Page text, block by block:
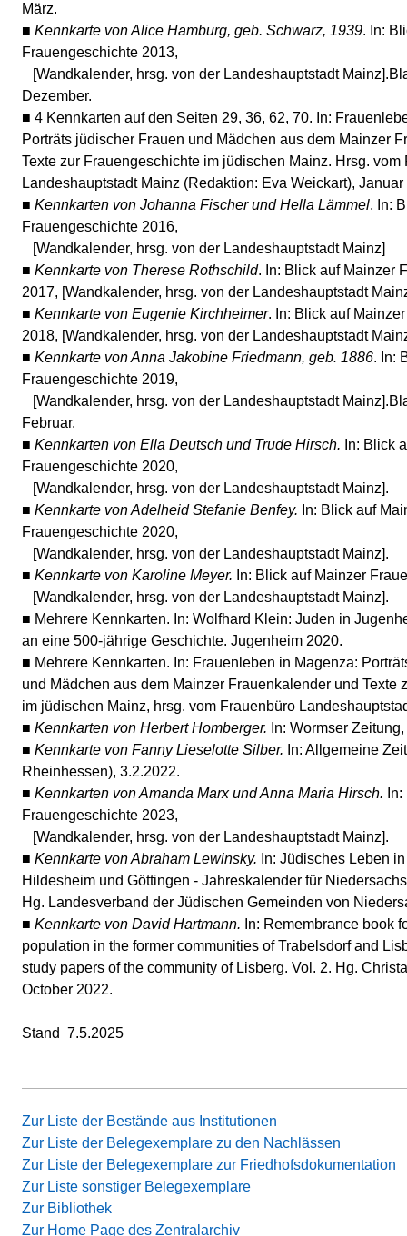
März.
■ Kennkarte von Alice Hamburg, geb. Schwarz, 1939. In:
Frauengeschichte 2013,
[Wandkalender, hrsg. von der Landeshauptstadt
Dezember.
■ 4 Kennkarten auf den Seiten 29, 36, 62, 70. In:
Porträts jüdischer Frauen und Mädchen aus dem Mainzer
Texte zur Frauengeschichte im jüdischen Mainz. Hrsg. vom
Landeshauptstadt Mainz (Redaktion: Eva Weickart), Januar
■ Kennkarten von Johanna Fischer und Hella Lämmel. In:
Frauengeschichte 2016,
[Wandkalender, hrsg. von der Landeshauptstadt Mainz]
■ Kennkarte von Therese Rothschild. In: Blick auf Mainzer
2017, [Wandkalender, hrsg. von der Landeshauptstadt
■ Kennkarte von Eugenie Kirchheimer. In: Blick auf
2018, [Wandkalender, hrsg. von der Landeshauptstadt
■ Kennkarte von Anna Jakobine Friedmann, geb. 1886. In:
Frauengeschichte 2019,
[Wandkalender, hrsg. von der Landeshauptstadt
Februar.
■ Kennkarten von Ella Deutsch und Trude Hirsch. In: Blick
Frauengeschichte 2020,
[Wandkalender, hrsg. von der Landeshauptstadt Mainz].
■ Kennkarte von Adelheid Stefanie Benfey. In: Blick auf
Frauengeschichte 2020,
[Wandkalender, hrsg. von der Landeshauptstadt Mainz].
■ Kennkarte von Karoline Meyer. In: Blick auf Mainzer
[Wandkalender, hrsg. von der Landeshauptstadt Mainz].
■ Mehrere Kennkarten. In: Wolfhard Klein: Juden in
an eine 500-jährige Geschichte. Jugenheim 2020.
■ Mehrere Kennkarten. In: Frauenleben in Magenza:
und Mädchen aus dem Mainzer Frauenkalender und Texte
im jüdischen Mainz, hrsg. vom Frauenbüro
■ Kennkarten von Herbert Homberger. In: Wormser
■ Kennkarte von Fanny Lieselotte Silber. In: Allgemeine
Rheinhessen), 3.2.2022.
■ Kennkarten von Amanda Marx und Anna Maria Hirsch.
Frauengeschichte 2023,
[Wandkalender, hrsg. von der Landeshauptstadt Mainz].
■ Kennkarte von Abraham Lewinsky. In: Jüdisches Leben
Hildesheim und Göttingen - Jahreskalender für
Hg. Landesverband der Jüdischen Gemeinden von
■ Kennkarte von David Hartmann. In: Remembrance book
population in the former communities of Trabelsdorf and
study papers of the community of Lisberg. Vol. 2. Hg.
October 2022.
Stand 7.5.2025
Zur Liste der Bestände aus Institutionen
Zur Liste der Belegexemplare zu den Nachlässen
Zur Liste der Belegexemplare zur Friedhofsdokumentation
Zur Liste sonstiger Belegexemplare
Zur Bibliothek
Zur Home Page des Zentralarchiv